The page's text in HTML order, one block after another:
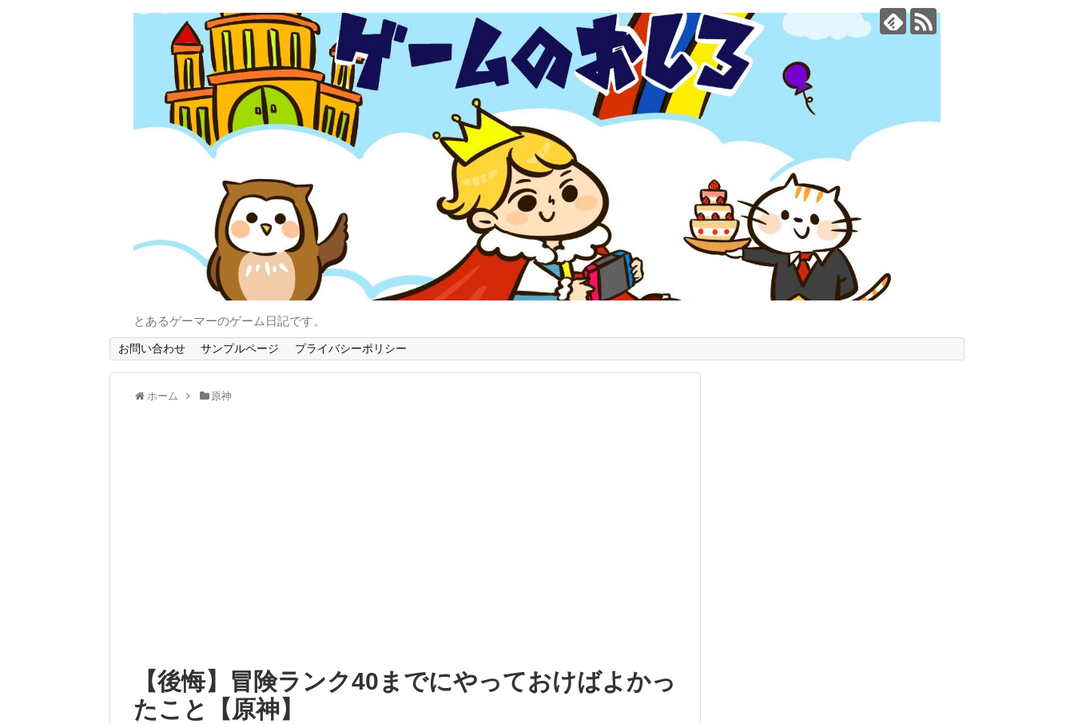
とあるゲーマーのゲーム日記です。
お問い合わせ サンプルページ プライバシーポリシー
ホーム 原神
【後悔】冒険ランク40までにやっておけばよかっ
たこと【原神】